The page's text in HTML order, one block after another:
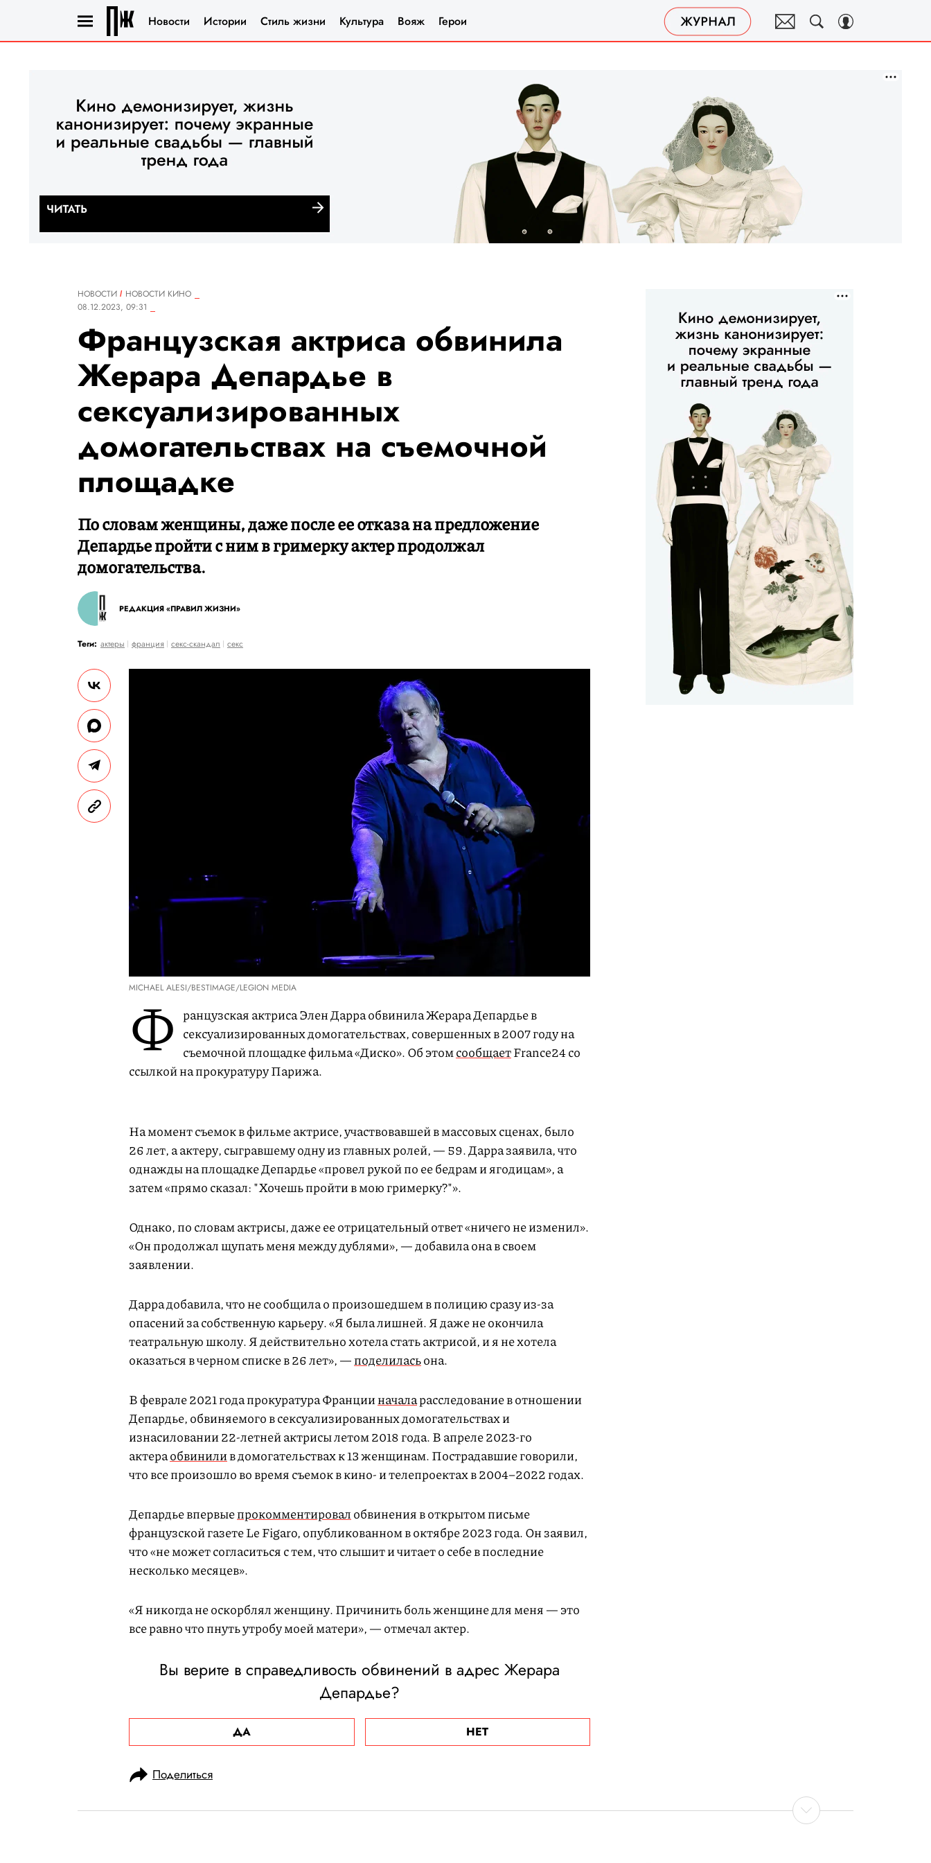
Новости Истории Стиль жизни Культура Вояж Герои
НОВОСТИ
НОВОСТИ КИНО
08.12.2023, 09:31
Французская актриса обвинила
Жерара Депардье в
сексуализированных
домогательствах на съемочной
площадке
По словам женщины, даже после ее отказа на предложение
Депардье пройти с ним в гримерку актер продолжал
домогательства.
РЕДАКЦИЯ «ПРАВИЛ ЖИЗНИ»
Теги: актеры франция секс-скандал секс
MICHAEL ALESI/BESTIMAGE/LEGION MEDIA
Ф ранцузская актриса Элен Дарра обвинила Жерара Депардье в
сексуализированных домогательствах, совершенных в 2007 году на
съемочной площадке фильма «Диско». Об этомсообщаетFrance24 со
ссылкой на прокуратуру Парижа.
На момент съемок в фильме актрисе, участвовавшей в массовых сценах, было
26 лет, а актеру, сыгравшему одну из главных ролей, — 59. Дарра заявила, что
однажды на площадке Депардье «провел рукой по ее бедрам и ягодицам», а
затем «прямо сказал: "Хочешь пройти в мою гримерку?"».
Однако, по словам актрисы, даже ее отрицательный ответ «ничего не изменил».
«Он продолжал щупать меня между дублями», — добавила она в своем
заявлении.
Дарра добавила, что не сообщила о произошедшем в полицию сразу из-за
опасений за собственную карьеру. «Я была лишней. Я даже не окончила
театральную школу. Я действительно хотела стать актрисой, и я не хотела
оказаться в черном списке в 26 лет», —поделиласьона.
В феврале 2021 года прокуратура Францииначаларасследование в отношении
Депардье, обвиняемого в сексуализированных домогательствах и
изнасиловании 22-летней актрисы летом 2018 года. В апреле 2023-го
актераобвинилив домогательствах к 13 женщинам. Пострадавшие говорили,
что все произошло во время съемок в кино- и телепроектах в 2004–2022 годах.
Депардье впервыепрокомментировалобвинения в открытом письме
французской газете Le Figaro, опубликованном в октябре 2023 года. Он заявил,
что «не может согласиться с тем, что слышит и читает о себе в последние
несколько месяцев».
«Я никогда не оскорблял женщину. Причинить боль женщине для меня — это
все равно что пнуть утробу моей матери», — отмечал актер.
Вы верите в справедливость обвинений в адрес Жерара
Депардье?
ДА НЕТ
Поделиться